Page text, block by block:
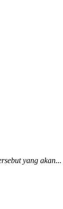
yang akan...